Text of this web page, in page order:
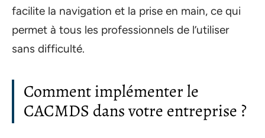
facilite la navigation et la prise en main, ce qui
permet à tous les professionnels de l’utiliser
sans difficulté.
Comment implémenter le
CACMDS dans votre entreprise ?